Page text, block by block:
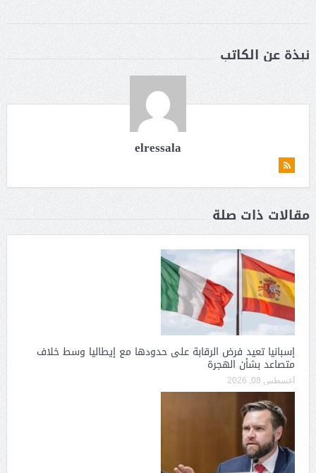
نبذة عن الكاتب
elressala
مقالات ذات صلة
إسبانيا تعيد فرض الرقابة على حدودها مع إيطاليا وسط خلاف
متصاعد بشأن الهجرة
أغسطس 08, 2026